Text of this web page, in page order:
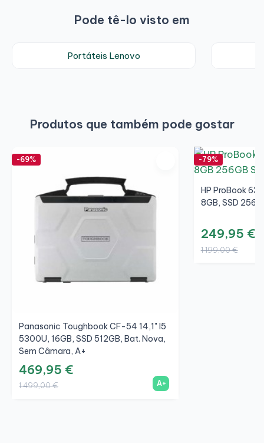
Pode tê-lo visto em
Portáteis Lenovo
Produtos que também pode gostar
-69%
Panasonic Toughbook CF-54 14,1" I5
5300U, 16GB, SSD 512GB, Bat. Nova,
Sem Câmara, A+
469,95 €
1 499,00 € A+
-79%
HP ProBook
8GB, SSD
249,95 €
1 199,00 €